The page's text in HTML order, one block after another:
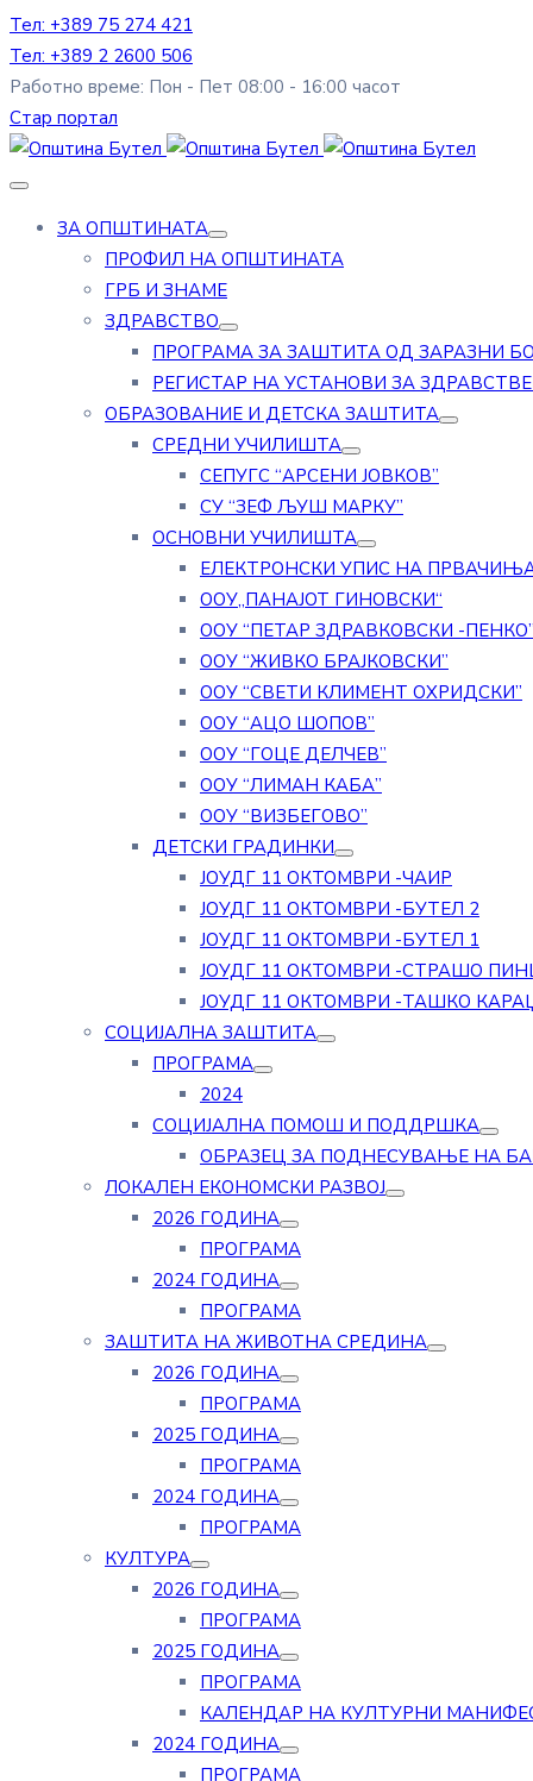
Тел: +389 75 274 421
Тел: +389 2 2600 506
Работно време: Пон - Пет 08:00 - 16:00 часот
Стар портал
ЗА ОПШТИНАТА
ПРОФИЛ НА ОПШТИНАТА
ГРБ И ЗНАМЕ
ЗДРАВСТВО
ПРОГРАМА ЗА ЗАШТИТА ОД ЗАРАЗНИ
РЕГИСТАР НА УСТАНОВИ ЗА
ОБРАЗОВАНИЕ И ДЕТСКА ЗАШТИТА
СРЕДНИ УЧИЛИШТА
СЕПУГС “АРСЕНИ ЈОВКОВ”
СУ “ЗЕФ ЉУШ МАРКУ”
ОСНОВНИ УЧИЛИШТА
ЕЛЕКТРОНСКИ УПИС НА
ООУ„ПАНАЈОТ ГИНОВСКИ“
ООУ “ПЕТАР ЗДРАВКОВСКИ -ПЕНКО”
ООУ “ЖИВКО БРАЈКОВСКИ”
ООУ “СВЕТИ КЛИМЕНТ ОХРИДСКИ”
ООУ “АЦО ШОПОВ”
ООУ “ГОЦЕ ДЕЛЧЕВ”
ООУ “ЛИМАН КАБА”
ООУ “ВИЗБЕГОВО”
ДЕТСКИ ГРАДИНКИ
ЈОУДГ 11 ОКТОМВРИ -ЧАИР
ЈОУДГ 11 ОКТОМВРИ -БУТЕЛ 2
ЈОУДГ 11 ОКТОМВРИ -БУТЕЛ 1
ЈОУДГ 11 ОКТОМВРИ -СТРАШО
ЈОУДГ 11 ОКТОМВРИ -ТАШКО
СОЦИЈАЛНА ЗАШТИТА
ПРОГРАМА
2024
СОЦИЈАЛНА ПОМОШ И ПОДДРШКА
ОБРАЗЕЦ ЗА ПОДНЕСУВАЊЕ НА
ЛОКАЛЕН ЕКОНОМСКИ РАЗВОЈ
2026 ГОДИНА
ПРОГРАМА
2024 ГОДИНА
ПРОГРАМА
ЗАШТИТА НА ЖИВОТНА СРЕДИНА
2026 ГОДИНА
ПРОГРАМА
2025 ГОДИНА
ПРОГРАМА
2024 ГОДИНА
ПРОГРАМА
КУЛТУРА
2026 ГОДИНА
ПРОГРАМА
2025 ГОДИНА
ПРОГРАМА
КАЛЕНДАР НА КУЛТУРНИ
2024 ГОДИНА
ПРОГРАМА